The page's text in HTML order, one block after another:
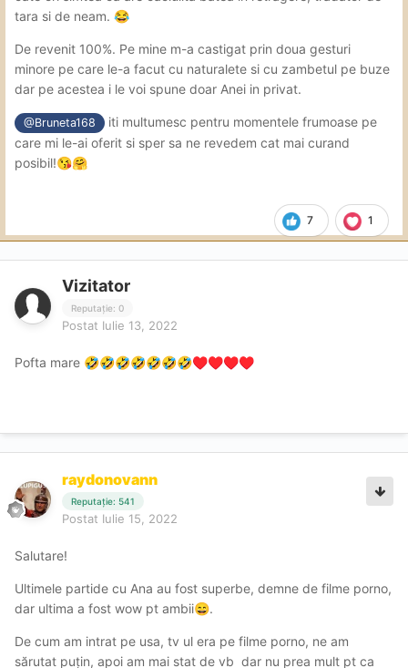
tara si de neam. 😂
De revenit 100%. Pe mine m-a castigat prin doua gesturi
minore pe care le-a facut cu naturalete si cu zambetul pe buze
dar pe acestea i le voi spune doar Anei in privat.
@Bruneta168
iti multumesc pentru momentele frumoase pe
care mi le-ai oferit si sper sa ne revedem cat mai curand
posibil!😘🤗
7 1
Vizitator
Reputație: 0
Postat Iulie 13, 2022
Pofta mare 🤣🤣🤣🤣🤣🤣🤣♥️♥️♥️♥️
raydonovann
Reputație: 541
Postat Iulie 15, 2022
Salutare!
Ultimele partide cu Ana au fost superbe, demne de filme porno,
dar ultima a fost wow pt ambii😄.
De cum am intrat pe usa, tv ul era pe filme porno, ne am
sărutat puțin, apoi am mai stat de vb dar nu prea mult pt ca